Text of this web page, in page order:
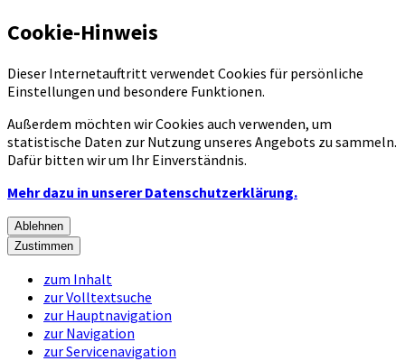
Cookie-Hinweis
Dieser Internetauftritt verwendet Cookies für persönliche
Einstellungen und besondere Funktionen.
Außerdem möchten wir Cookies auch verwenden, um
statistische Daten zur Nutzung unseres Angebots zu sammeln.
Dafür bitten wir um Ihr Einverständnis.
Mehr dazu in unserer Datenschutzerklärung.
Ablehnen
Zustimmen
zum Inhalt
zur Volltextsuche
zur Hauptnavigation
zur Navigation
zur Servicenavigation